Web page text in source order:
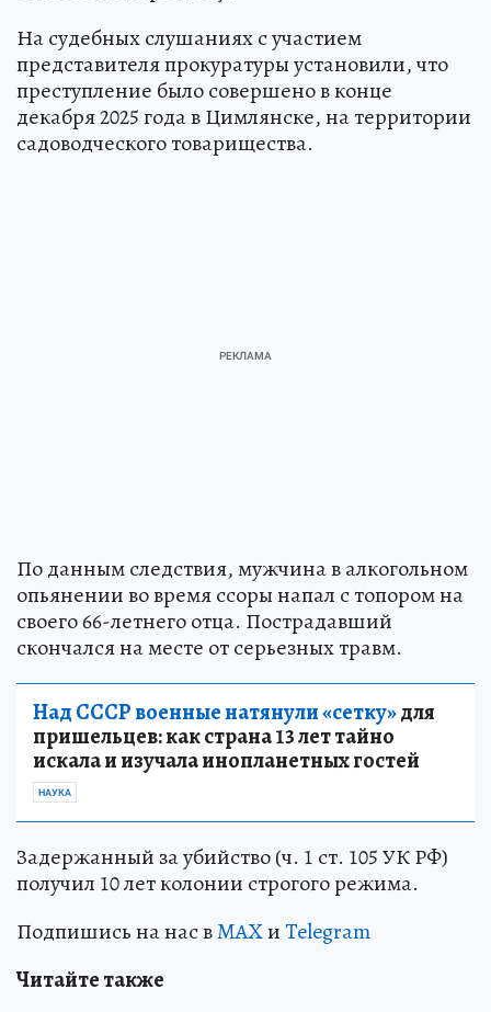
На судебных слушаниях с участием
представителя прокуратуры установили, что
преступление было совершено в конце
декабря 2025 года в Цимлянске, на территории
садоводческого товарищества.
По данным следствия, мужчина в алкогольном
опьянении во время ссоры напал с топором на
своего 66-летнего отца. Пострадавший
скончался на месте от серьезных травм.
Над СССР военные натянули «сетку»для
пришельцев: как страна 13 лет тайно
искала и изучала инопланетных гостей
НАУКА
Задержанный за убийство (ч. 1 ст. 105 УК РФ)
получил 10 лет колонии строгого режима.
Подпишись на нас вMAXиTelegram
Читайте также